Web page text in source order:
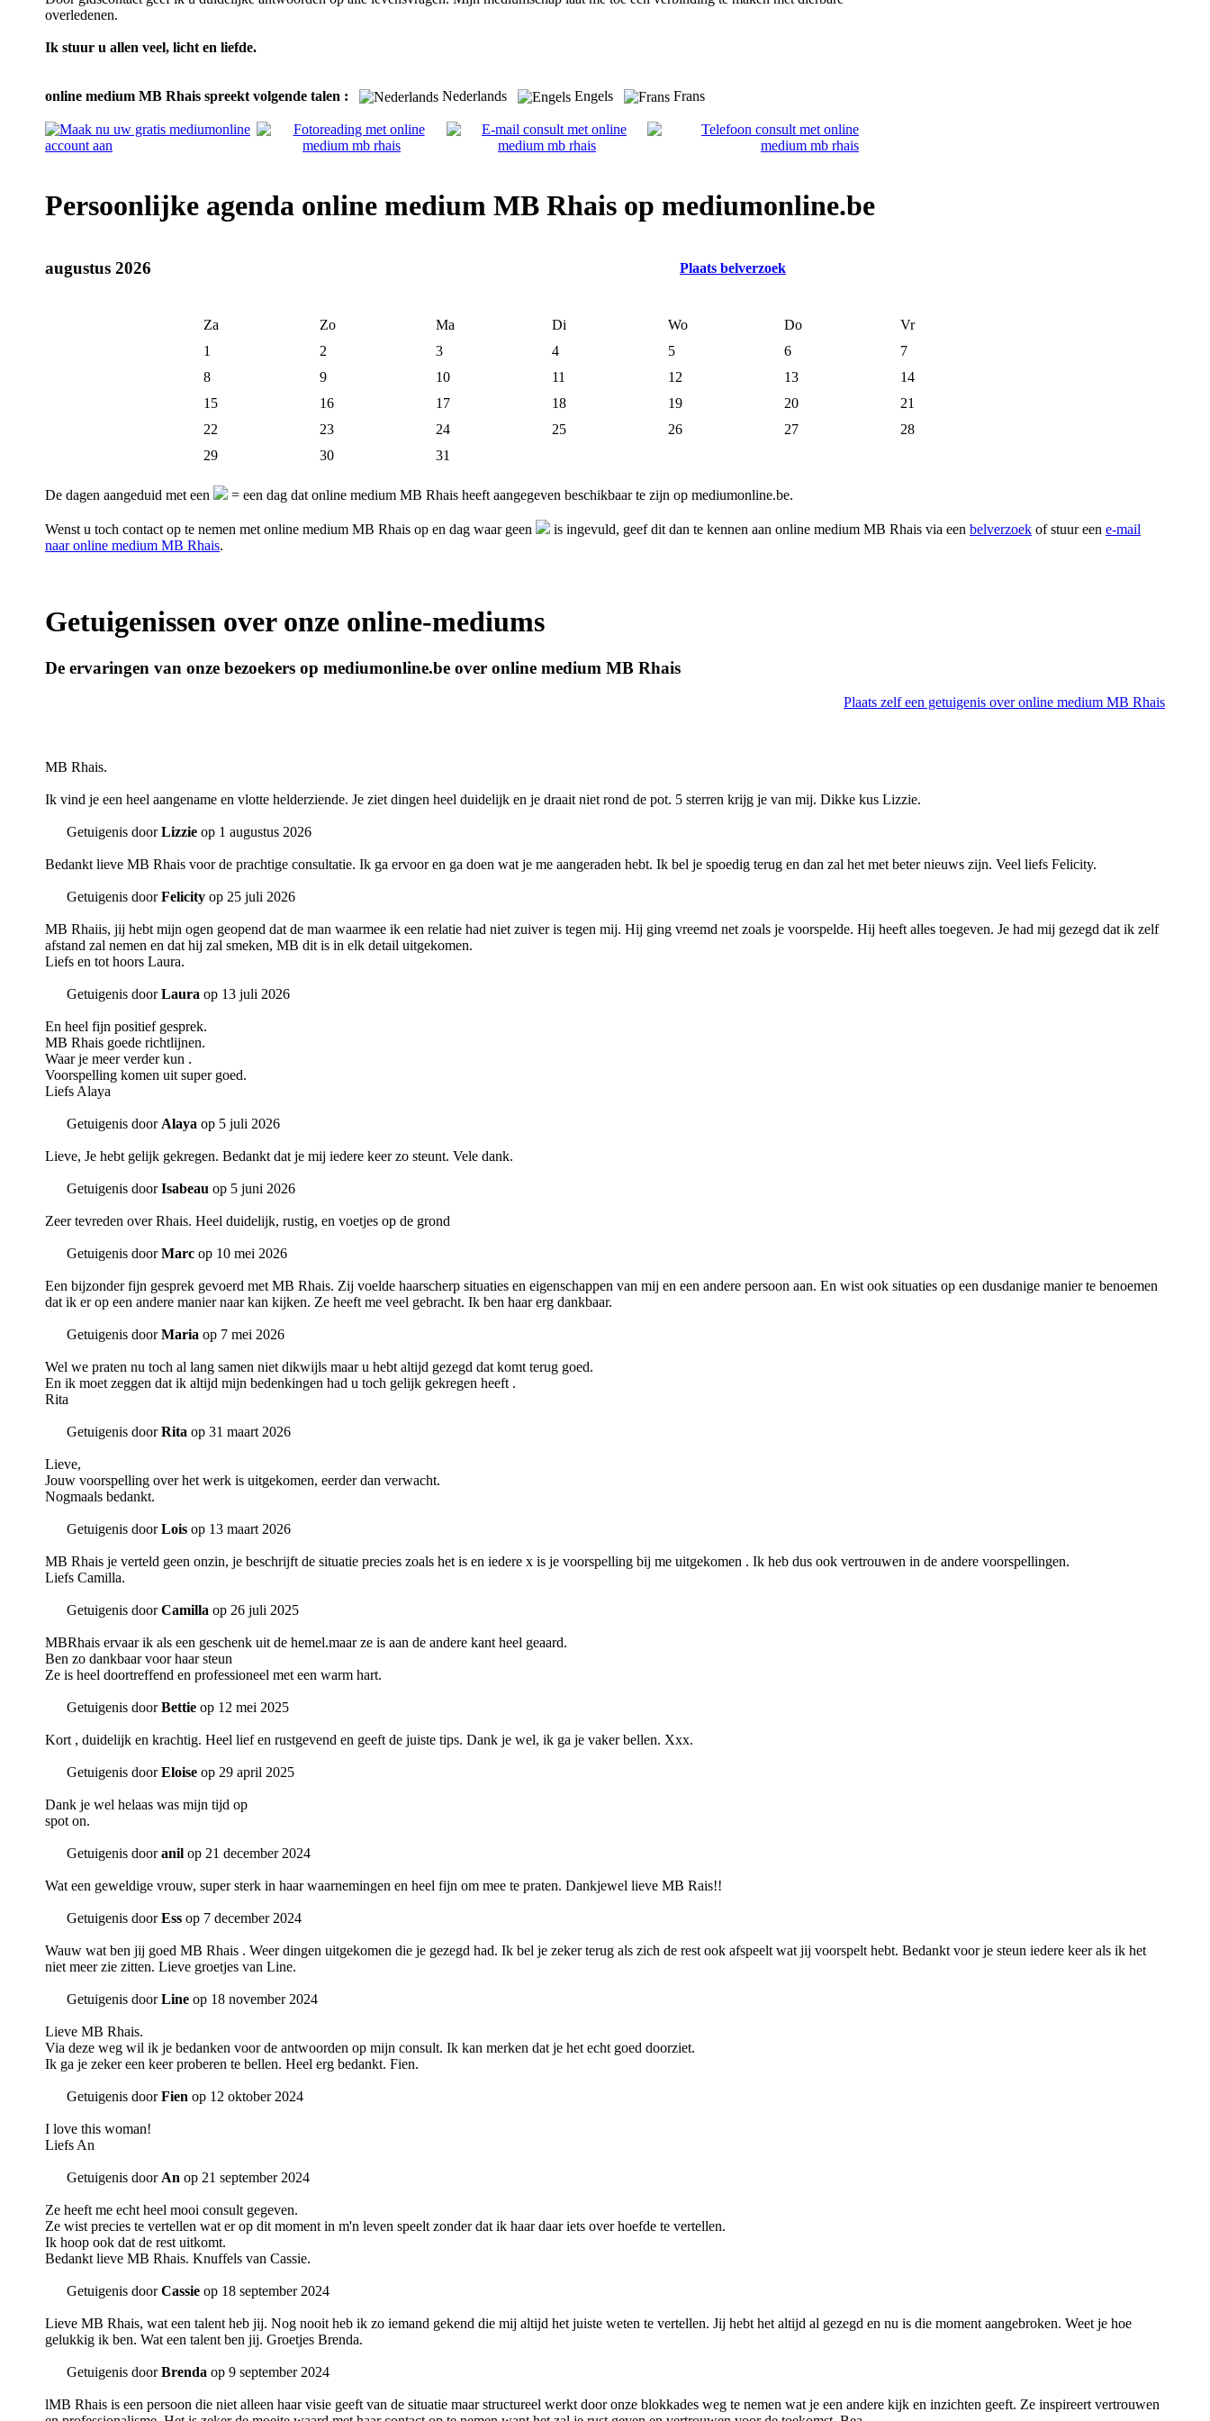
overledenen.
Ik stuur u allen veel, licht en liefde.
online medium MB Rhais spreekt volgende talen : Nederlands Engels Frans
Persoonlijke agenda online medium MB Rhais op mediumonline.be
augustus 2026 Plaats belverzoek
Za Zo Ma Di Wo Do
Vr
1
2 3 4 5 6
7
8
9 10 11 12 13
14
15
16 17 18 19 20
21
22
23 24 25 26 27
28
29
30 31
De dagen aangeduid met een = een dag dat online medium MB Rhais heeft aangegeven beschikbaar te zijn op mediumonline.be.
Wenst u toch contact op te nemen met online medium MB Rhais op en dag waar geen is ingevuld, geef dit dan te kennen aan online medium MB Rhais via een belverzoek of stuur een e-mail
naar online medium MB Rhais.
Getuigenissen over onze online-mediums
De ervaringen van onze bezoekers op mediumonline.be over online medium MB Rhais
Plaats zelf een getuigenis over online medium MB Rhais
MB Rhais.
Ik vind je een heel aangename en vlotte helderziende. Je ziet dingen heel duidelijk en je draait niet rond de pot. 5 sterren krijg je van mij. Dikke kus Lizzie.
Getuigenis doorLizzie op 1 augustus 2026
Bedankt lieve MB Rhais voor de prachtige consultatie. Ik ga ervoor en ga doen wat je me aangeraden hebt. Ik bel je spoedig terug en dan zal het met beter nieuws zijn. Veel liefs Felicity.
Getuigenis doorFelicity op 25 juli 2026
MB Rhaiis, jij hebt mijn ogen geopend dat de man waarmee ik een relatie had niet zuiver is tegen mij. Hij ging vreemd net zoals je voorspelde. Hij heeft alles toegeven. Je had mij gezegd dat ik zelf
afstand zal nemen en dat hij zal smeken, MB dit is in elk detail uitgekomen.
Liefs en tot hoors Laura.
Getuigenis doorLaura op 13 juli 2026
En heel fijn positief gesprek.
MB Rhais goede richtlijnen.
Waar je meer verder kun .
Voorspelling komen uit super goed.
Liefs Alaya
Getuigenis door Alaya op 5 juli 2026
Lieve, Je hebt gelijk gekregen. Bedankt dat je mij iedere keer zo steunt. Vele dank.
Getuigenis doorIsabeau op 5 juni 2026
Zeer tevreden over Rhais. Heel duidelijk, rustig, en voetjes op de grond
Getuigenis doorMarc op 10 mei 2026
Een bijzonder fijn gesprek gevoerd met MB Rhais. Zij voelde haarscherp situaties en eigenschappen van mij en een andere persoon aan. En wist ook situaties op een dusdanige manier te benoemen
dat ik er op een andere manier naar kan kijken. Ze heeft me veel gebracht. Ik ben haar erg dankbaar.
Getuigenis doorMaria op 7 mei 2026
Wel we praten nu toch al lang samen niet dikwijls maar u hebt altijd gezegd dat komt terug goed.
En ik moet zeggen dat ik altijd mijn bedenkingen had u toch gelijk gekregen heeft .
Rita
Getuigenis doorRita op 31 maart 2026
Lieve,
Jouw voorspelling over het werk is uitgekomen, eerder dan verwacht.
Nogmaals bedankt.
Getuigenis doorLois op 13 maart 2026
MB Rhais je verteld geen onzin, je beschrijft de situatie precies zoals het is en iedere x is je voorspelling bij me uitgekomen . Ik heb dus ook vertrouwen in de andere voorspellingen.
Liefs Camilla.
Getuigenis doorCamilla op 26 juli 2025
MBRhais ervaar ik als een geschenk uit de hemel.maar ze is aan de andere kant heel geaard.
Ben zo dankbaar voor haar steun
Ze is heel doortreffend en professioneel met een warm hart.
Getuigenis doorBettie op 12 mei 2025
Kort , duidelijk en krachtig. Heel lief en rustgevend en geeft de juiste tips. Dank je wel, ik ga je vaker bellen. Xxx.
Getuigenis doorEloise op 29 april 2025
Dank je wel helaas was mijn tijd op
spot on.
Getuigenis dooranil op 21 december 2024
Wat een geweldige vrouw, super sterk in haar waarnemingen en heel fijn om mee te praten. Dankjewel lieve MB Rais!!
Getuigenis doorEss op 7 december 2024
Wauw wat ben jij goed MB Rhais . Weer dingen uitgekomen die je gezegd had. Ik bel je zeker terug als zich de rest ook afspeelt wat jij voorspelt hebt. Bedankt voor je steun iedere keer als ik het
niet meer zie zitten. Lieve groetjes van Line.
Getuigenis doorLine op 18 november 2024
Lieve MB Rhais.
Via deze weg wil ik je bedanken voor de antwoorden op mijn consult. Ik kan merken dat je het echt goed doorziet.
Ik ga je zeker een keer proberen te bellen. Heel erg bedankt. Fien.
Getuigenis doorFien op 12 oktober 2024
I love this woman!
Liefs An
Getuigenis door An op 21 september 2024
Ze heeft me echt heel mooi consult gegeven.
Ze wist precies te vertellen wat er op dit moment in m'n leven speelt zonder dat ik haar daar iets over hoefde te vertellen.
Ik hoop ook dat de rest uitkomt.
Bedankt lieve MB Rhais. Knuffels van Cassie.
Getuigenis doorCassie op 18 september 2024
Lieve MB Rhais, wat een talent heb jij. Nog nooit heb ik zo iemand gekend die mij altijd het juiste weten te vertellen. Jij hebt het altijd al gezegd en nu is die moment aangebroken. Weet je hoe
gelukkig ik ben. Wat een talent ben jij. Groetjes Brenda.
Getuigenis doorBrenda op 9 september 2024
lMB Rhais is een persoon die niet alleen haar visie geeft van de situatie maar structureel werkt door onze blokkades weg te nemen wat je een andere kijk en inzichten geeft. Ze inspireert vertrouwen